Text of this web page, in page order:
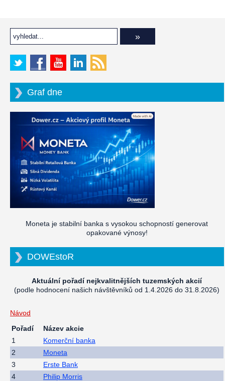
Graf dne
Moneta je stabilní banka s vysokou schopností generovat
opakované výnosy!
DOWEstoR
Aktuální pořadí nejkvalitnějších tuzemských akcií
(podle hodnocení našich návštěvníků od 1.4.2026 do 31.8.2026)
Návod
Pořadí
Název akcie
1
Komerční banka
2
Moneta
3
Erste Bank
4
Philip Morris